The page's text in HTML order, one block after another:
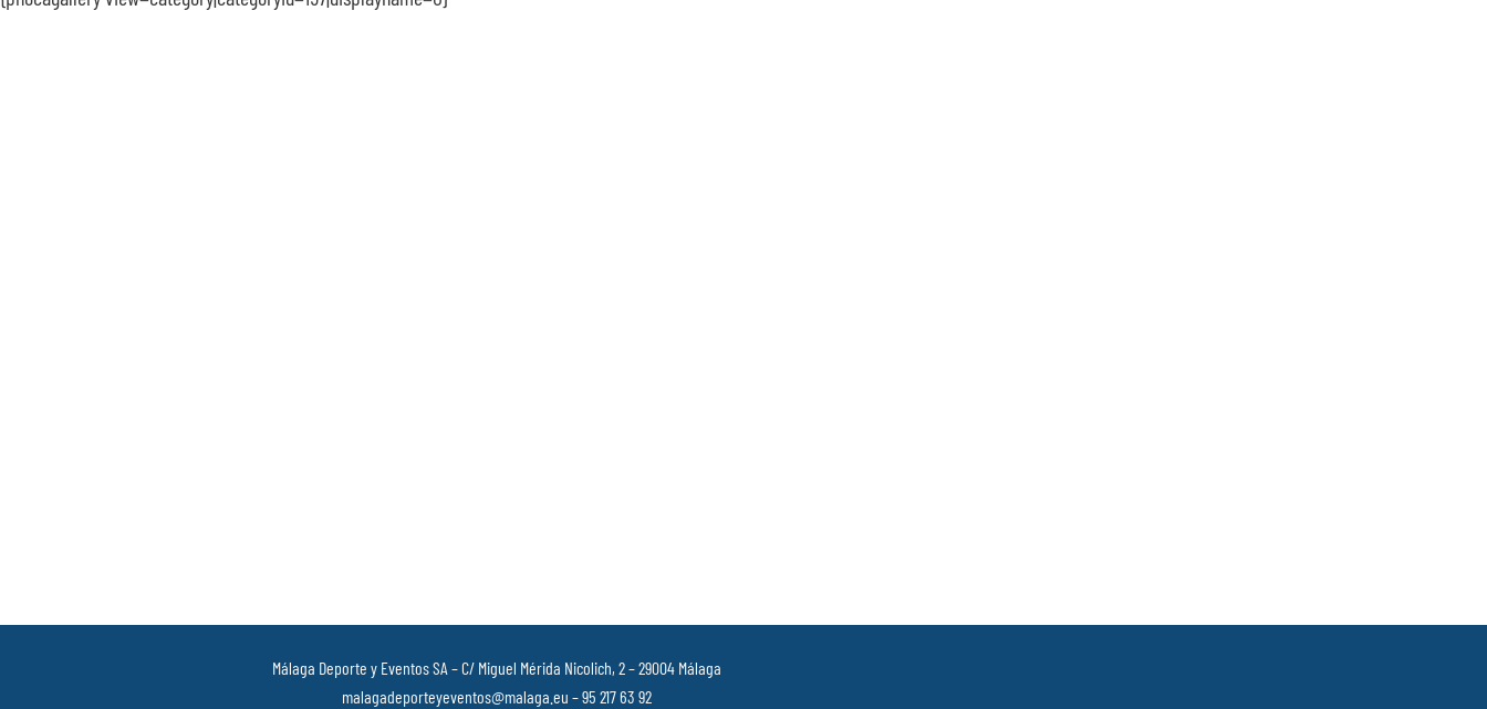
Málaga Deporte y Eventos SA – C/ Miguel Mérida Nicolich, 2 – 29004 Málaga
malagadeporteyeventos@malaga.eu – 95 217 63 92